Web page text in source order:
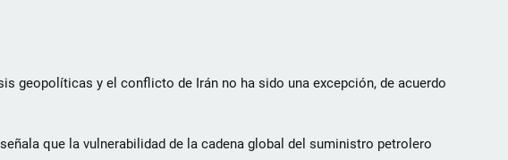
geopolíticas y el conflicto de Irán no ha sido una excepción, de acuerdo
que la vulnerabilidad de la cadena global del suministro petrolero